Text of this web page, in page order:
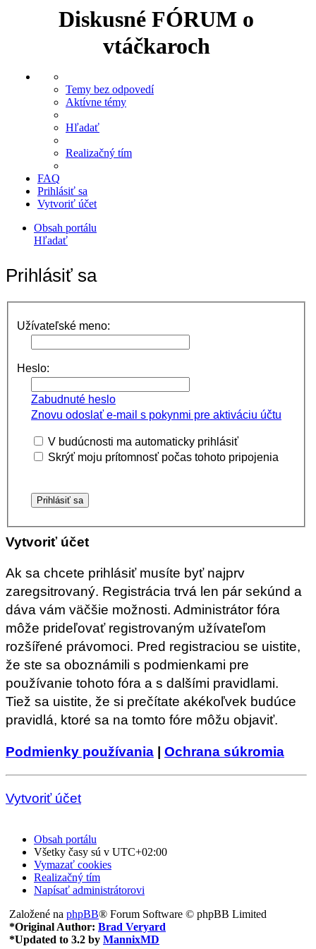
Diskusné FÓRUM o
vtáčkaroch
Temy bez odpovedí
Aktívne témy
Hľadať
Realizačný tím
FAQ
Prihlásiť sa
Vytvoriť účet
Obsah portálu
Hľadať
Prihlásiť sa
Užívateľské meno:
Heslo:
Zabudnuté heslo
Znovu odoslať e-mail s pokynmi pre aktiváciu účtu
V budúcnosti ma automaticky prihlásiť
Skrýť moju prítomnosť počas tohoto pripojenia
Vytvoriť účet
Ak sa chcete prihlásiť musíte byť najprv
zaregsitrovaný. Registrácia trvá len pár sekúnd a
dáva vám väčšie možnosti. Administrátor fóra
môže prideľovať registrovaným užívateľom
rozšířené právomoci. Pred registraciou se uistite,
že ste sa oboznámili s podmienkami pre
používanie tohoto fóra a s dalšími pravidlami.
Tiež sa uistite, že si prečítate akékoľvek budúce
pravidlá, ktoré sa na tomto fóre môžu objaviť.
Podmienky používania | Ochrana súkromia
Vytvoriť účet
Obsah portálu
Všetky časy sú v UTC+02:00
Vymazať cookies
Realizačný tím
Napísať administrátorovi
Založené na phpBB® Forum Software © phpBB Limited
*Original Author: Brad Veryard
*Updated to 3.2 by MannixMD